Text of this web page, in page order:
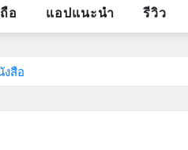
อ แอปแนะนำ รีวิว
สือ